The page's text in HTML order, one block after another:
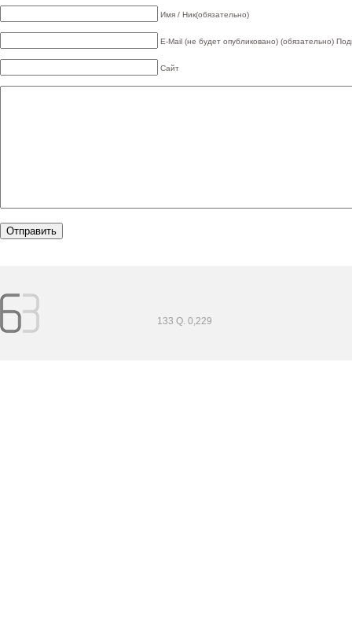
Имя / Ник(обязательно)
E-Mail (не будет опубликовано) (обязательно)
Сайт
133 Q. 0,229